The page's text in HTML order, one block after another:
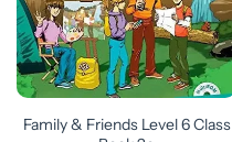
Family & Friends Level 6 Class